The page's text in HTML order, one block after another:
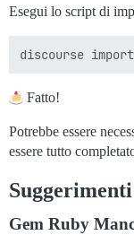
Esegui lo script di
Fatto!
Potrebbe essere
essere tutto
Gem Ruby